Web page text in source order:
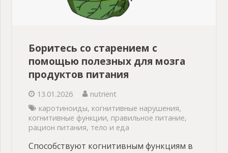
Боритесь со старением с
помощью полезных для мозга
продуктов питания
13.01.2026
nutrient
каротиноиды, когнитивные нарушения,
когнитивные функции, правильное питание,
рацион питания, тело и еда
Способствуют когнитивным функциям в